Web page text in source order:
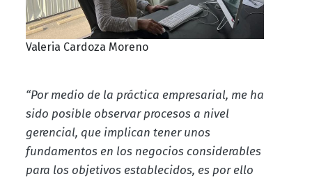
Valeria Cardoza Moreno
“Por medio de la práctica empresarial, me ha
sido posible observar procesos a nivel
gerencial, que implican tener unos
fundamentos en los negocios considerables
para los objetivos establecidos, es por ello